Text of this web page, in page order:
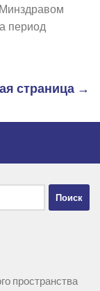
период
страница →
пространства